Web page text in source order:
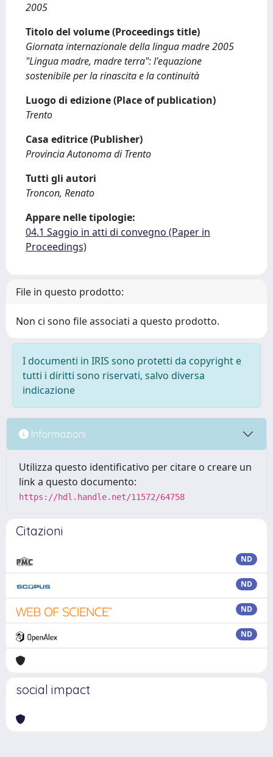
2005
Titolo del volume (Proceedings title)
Giornata internazionale della lingua madre 2005
"Lingua madre, madre terra": l'equazione
sostenibile per la rinascita e la continuità
Luogo di edizione (Place of publication)
Trento
Casa editrice (Publisher)
Provincia Autonoma di Trento
Tutti gli autori
Troncon, Renato
Appare nelle tipologie:
04.1 Saggio in atti di convegno (Paper in
Proceedings)
File in questo prodotto:
Non ci sono file associati a questo prodotto.
I documenti in IRIS sono protetti da copyright e
tutti i diritti sono riservati, salvo diversa
indicazione
Informazioni
Utilizza questo identificativo per citare o creare un
link a questo documento:
https://hdl.handle.net/11572/64758
Citazioni
ND
ND
ND
ND
social impact